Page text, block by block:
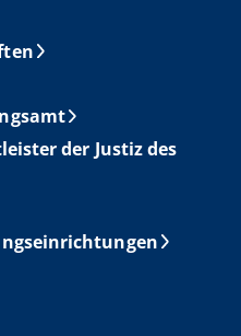
der Justiz des